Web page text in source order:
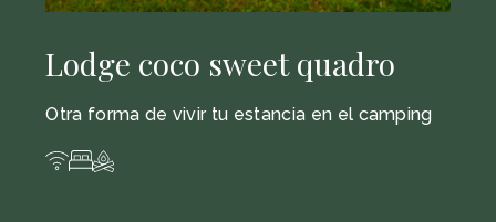
Lodge coco sweet quadro
Otra forma de vivir tu estancia en el camping